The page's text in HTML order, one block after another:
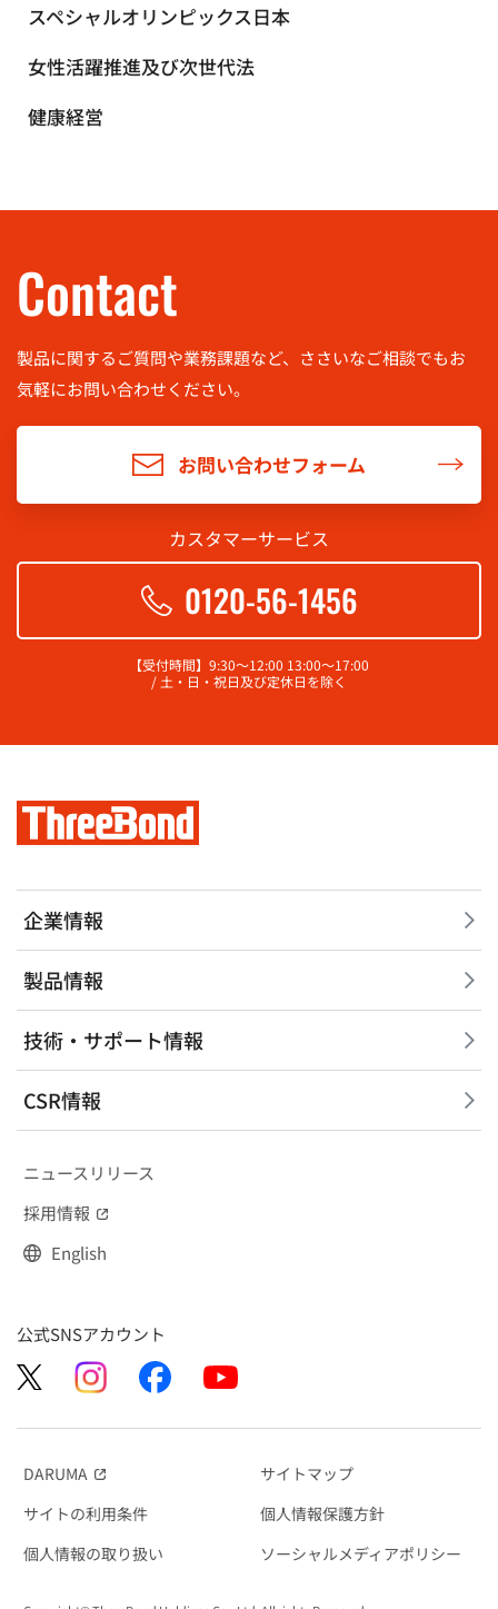
スペシャルオリンピックス日本
女性活躍推進及び次世代法
健康経営
Contact
製品に関するご質問や業務課題など、ささいなご相談でもお
気軽にお問い合わせください。
お問い合わせフォーム
カスタマーサービス
0120-56-1456
【受付時間】9:30～12:00 13:00～17:00
/ 土・日・祝日及び定休日を除く
企業情報
製品情報
技術・サポート情報
CSR情報
ニュースリリース
採用情報
English
公式SNSアカウント
DARUMA
サイトマップ
サイトの利用条件
個人情報保護方針
個人情報の取り扱い
ソーシャルメディアポリシー